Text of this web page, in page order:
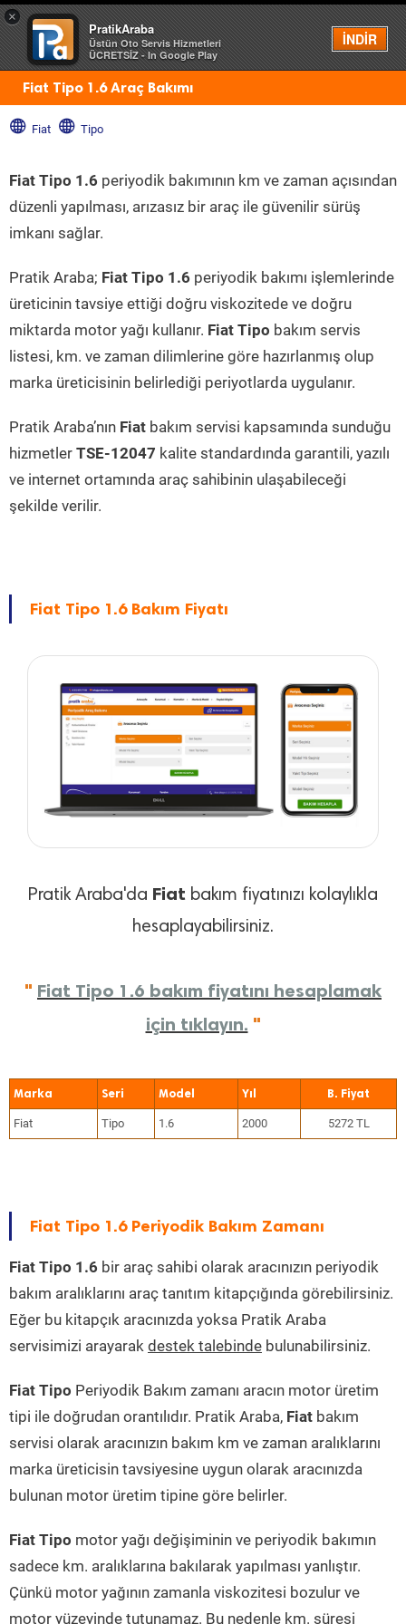
×
PratikAraba
Üstün Oto Servis Hizmetleri
ÜCRETSİZ - In Google Play
İNDİR
Menü
Fiat Tipo 1.6 Araç Bakımı
Fiat Tipo
Fiat Tipo 1.6 periyodik bakımının km ve zaman açısından
düzenli yapılması, arızasız bir araç ile güvenilir sürüş
imkanı sağlar.
Pratik Araba; Fiat Tipo 1.6 periyodik bakımı işlemlerinde
üreticinin tavsiye ettiği doğru viskozitede ve doğru
miktarda motor yağı kullanır. Fiat Tipo bakım servis
listesi, km. ve zaman dilimlerine göre hazırlanmış olup
marka üreticisinin belirlediği periyotlarda uygulanır.
Pratik Araba’nın Fiat bakım servisi kapsamında sunduğu
hizmetler TSE-12047 kalite standardında garantili, yazılı
ve internet ortamında araç sahibinin ulaşabileceği
şekilde verilir.
Fiat Tipo 1.6 Bakım Fiyatı
Pratik Araba'da Fiat bakım fiyatınızı kolaylıkla
hesaplayabilirsiniz.
" Fiat Tipo 1.6 bakım fiyatını hesaplamak
için tıklayın. "
Marka Seri Model Yıl
Fiat Tipo 1.6 2000 5272 TL
Fiat Tipo 1.6 Periyodik Bakım Zamanı
Fiat Tipo 1.6 bir araç sahibi olarak aracınızın periyodik
bakım aralıklarını araç tanıtım kitapçığında görebilirsiniz.
Eğer bu kitapçık aracınızda yoksa Pratik Araba
servisimizi arayarak destek talebinde bulunabilirsiniz.
Fiat Tipo Periyodik Bakım zamanı aracın motor üretim
tipi ile doğrudan orantılıdır. Pratik Araba, Fiat bakım
servisi olarak aracınızın bakım km ve zaman aralıklarını
marka üreticisin tavsiyesine uygun olarak aracınızda
bulunan motor üretim tipine göre belirler.
Fiat Tipo motor yağı değişiminin ve periyodik bakımın
sadece km. aralıklarına bakılarak yapılması yanlıştır.
Çünkü motor yağının zamanla viskozitesi bozulur ve
motor yüzeyinde tutunamaz. Bu nedenle km. süresi